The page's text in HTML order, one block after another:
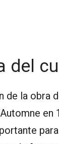
del
de la obra
en